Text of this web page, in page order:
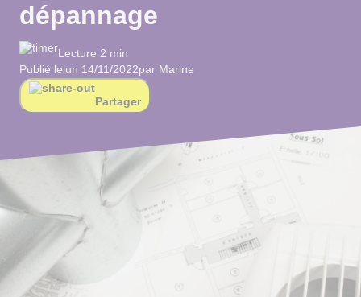
dépannage
Lecture 2 min
Publié lelun 14/11/2022par Marine
Partager